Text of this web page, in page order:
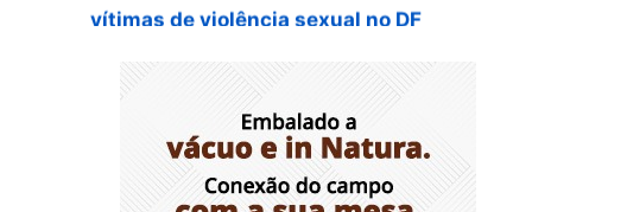
8/5/2026
Planaltina terá reforço de ônibus para a
6ª Feira Nacional da Uva e do Vinho
Endereços em Planaltina terão o